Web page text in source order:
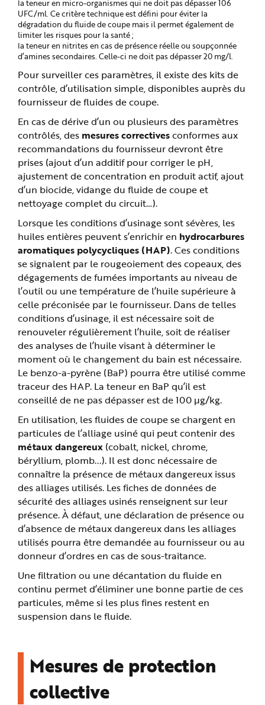
la teneur en micro-organismes qui ne doit pas dépasser 106
UFC/ml. Ce critère technique est défini pour éviter la
dégradation du fluide de coupe mais il permet également de
limiter les risques pour la santé ;
la teneur en nitrites en cas de présence réelle ou soupçonnée
d’amines secondaires. Celle-ci ne doit pas dépasser 20 mg/l.
Pour surveiller ces paramètres, il existe des kits de
contrôle, d’utilisation simple, disponibles auprès du
fournisseur de fluides de coupe.
En cas de dérive d’un ou plusieurs des paramètres
contrôlés, des mesures correctivesconformes aux
recommandations du fournisseur devront être
prises (ajout d’un additif pour corriger le pH,
ajustement de concentration en produit actif, ajout
d’un biocide, vidange du fluide de coupe et
nettoyage complet du circuit…).
Lorsque les conditions d’usinage sont sévères, les
huiles entières peuvent s’enrichir en hydrocarbures
aromatiques polycycliques (HAP). Ces conditions
se signalent par le rougeoiement des copeaux, des
dégagements de fumées importants au niveau de
l’outil ou une température de l’huile supérieure à
celle préconisée par le fournisseur. Dans de telles
conditions d’usinage, il est nécessaire soit de
renouveler régulièrement l’huile, soit de réaliser
des analyses de l’huile visant à déterminer le
moment où le changement du bain est nécessaire.
Le benzo-a-pyrène (BaP) pourra être utilisé comme
traceur des HAP. La teneur en BaP qu’il est
conseillé de ne pas dépasser est de 100 µg/kg.
En utilisation, les fluides de coupe se chargent en
particules de l’alliage usiné qui peut contenir des
métaux dangereux (cobalt, nickel, chrome,
béryllium, plomb...). Il est donc nécessaire de
connaître la présence de métaux dangereux issus
des alliages utilisés. Les fiches de données de
sécurité des alliages usinés renseignent sur leur
présence. À défaut, une déclaration de présence ou
d’absence de métaux dangereux dans les alliages
utilisés pourra être demandée au fournisseur ou au
donneur d’ordres en cas de sous-traitance.
Une filtration ou une décantation du fluide en
continu permet d’éliminer une bonne partie de ces
particules, même si les plus fines restent en
suspension dans le fluide.
Mesures de protection
collective